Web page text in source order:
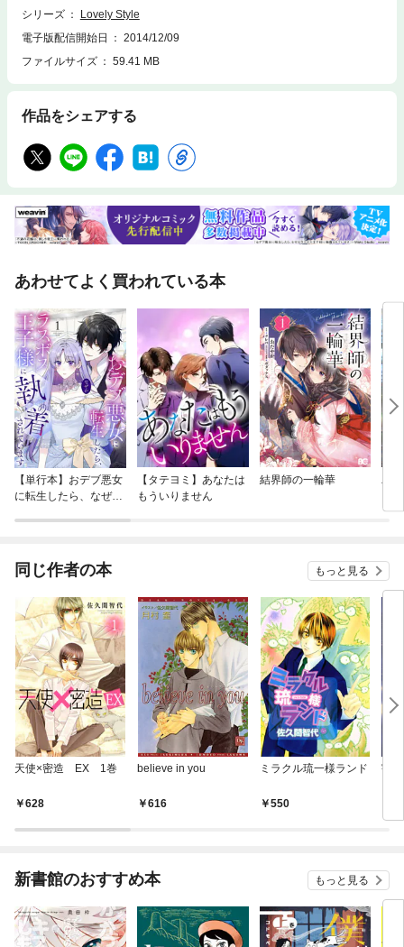
シリーズ
Lovely Style
電子版配信開始日
2014/12/09
ファイルサイズ
59.41 MB
作品をシェアする
あわせてよく買われている本
【単行本】おデブ悪女
に転生したら、なぜか
【タテヨミ】あなたは
もういりません
結界師の一輪華
バ
今
同じ作者の本 もっと見る
天使×密造 EX 1巻
628
believe in you
616
ミラクル琉一様ランド
550
宇
新書館のおすすめ本 もっと見る